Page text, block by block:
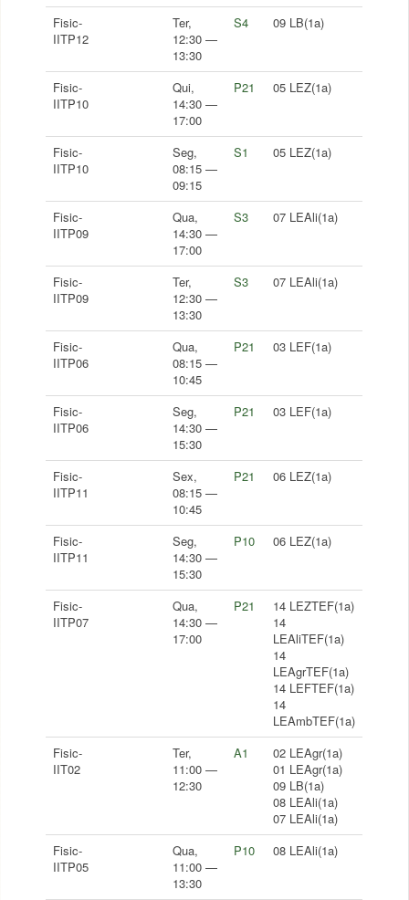
Fisic-
IITP12
Ter,
12:30 —
13:30
S4 09 LB(1a)
Fisic-
IITP10
Qui,
14:30 —
17:00
P21 05 LEZ(1a)
Fisic-
IITP10
Seg,
08:15 —
09:15
S1 05 LEZ(1a)
Fisic-
IITP09
Qua,
14:30 —
17:00
S3 07 LEAli(1a)
Fisic-
IITP09
Ter,
12:30 —
13:30
S3 07 LEAli(1a)
Fisic-
IITP06
Qua,
08:15 —
10:45
P21 03 LEF(1a)
Fisic-
IITP06
Seg,
14:30 —
15:30
P21 03 LEF(1a)
Fisic-
IITP11
Sex,
08:15 —
10:45
P21 06 LEZ(1a)
Fisic-
IITP11
Seg,
14:30 —
15:30
P10 06 LEZ(1a)
Fisic-
IITP07
Qua,
14:30 —
17:00
P21
14 LEZTEF(1a)
14
LEAliTEF(1a)
14
LEAgrTEF(1a)
14 LEFTEF(1a)
14
LEAmbTEF(1a)
Fisic-
IIT02
Ter,
11:00 —
12:30
A1
02 LEAgr(1a)
01 LEAgr(1a)
09 LB(1a)
08 LEAli(1a)
07 LEAli(1a)
Fisic-
IITP05
Qua,
11:00 —
13:30
P10 08 LEAli(1a)